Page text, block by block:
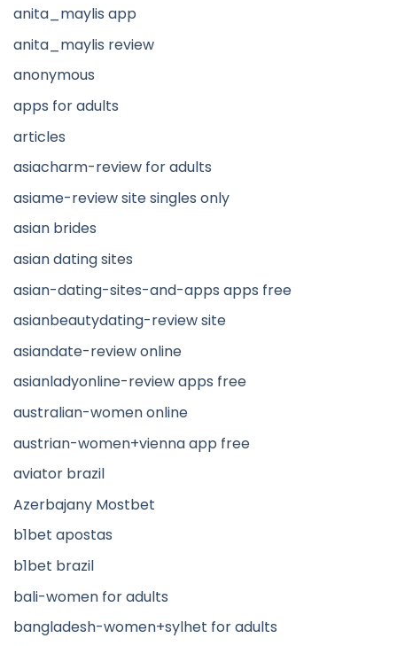
anita_maylis app
anita_maylis review
anonymous
apps for adults
articles
asiacharm-review for adults
asiame-review site singles only
asian brides
asian dating sites
asian-dating-sites-and-apps apps free
asianbeautydating-review site
asiandate-review online
asianladyonline-review apps free
australian-women online
austrian-women+vienna app free
aviator brazil
Azerbajany Mostbet
b1bet apostas
b1bet brazil
bali-women for adults
bangladesh-women+sylhet for adults